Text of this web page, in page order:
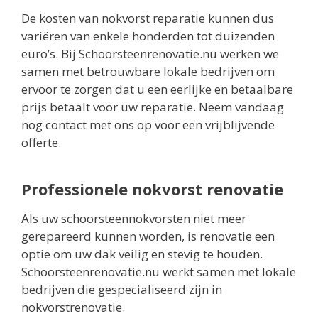
De kosten van nokvorst reparatie kunnen dus
variëren van enkele honderden tot duizenden
euro’s. Bij Schoorsteenrenovatie.nu werken we
samen met betrouwbare lokale bedrijven om
ervoor te zorgen dat u een eerlijke en betaalbare
prijs betaalt voor uw reparatie. Neem vandaag
nog contact met ons op voor een vrijblijvende
offerte.
Professionele nokvorst renovatie
Als uw schoorsteennokvorsten niet meer
gerepareerd kunnen worden, is renovatie een
optie om uw dak veilig en stevig te houden.
Schoorsteenrenovatie.nu werkt samen met lokale
bedrijven die gespecialiseerd zijn in
nokvorstrenovatie.